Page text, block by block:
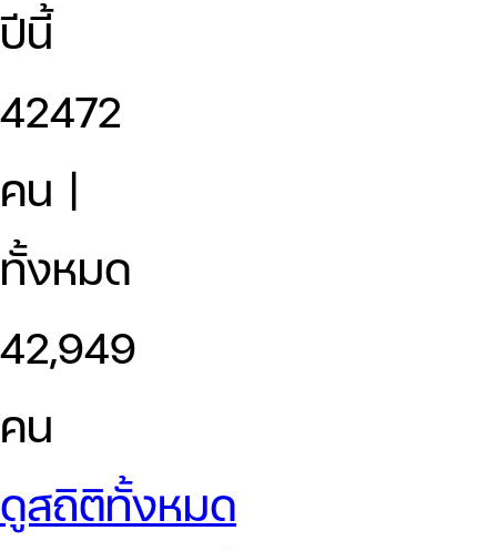
ปีนี้
42472
คน |
ทั้งหมด
42,949
คน
ดูสถิติทั้งหมด